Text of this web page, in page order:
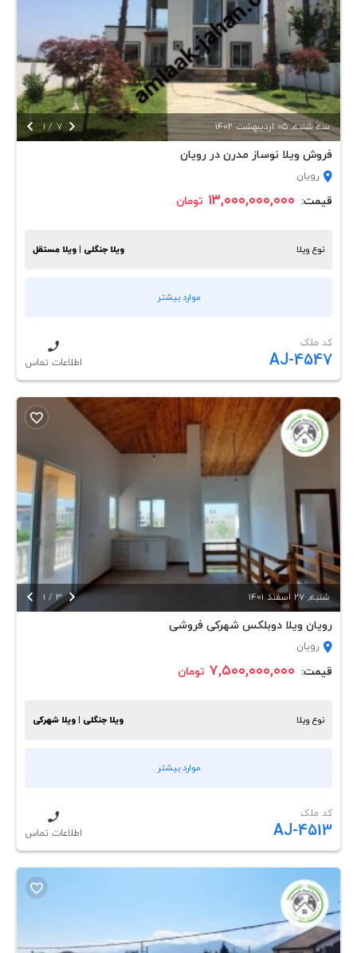
  سه شنبه, 05 ارديبهشت 1402 7
/
1
فروش ویلا نوساز مدرن در رویان
رویان
قیمت: ۱۳,۰۰۰,۰۰۰,۰۰۰ تومان
ویلا جنگلی | ویلا مستقل نوع ویلا
موارد بیشتر
کد ملک
AJ-4547 اطلاعات تماس
  شنبه, 27 اسفند 1401 3
/
1
رویان ویلا دوبلکس شهرکی فروشی
رویان
قیمت: ۷,۵۰۰,۰۰۰,۰۰۰ تومان
ویلا جنگلی | ویلا شهرکی نوع ویلا
موارد بیشتر
کد ملک
AJ-4513 اطلاعات تماس